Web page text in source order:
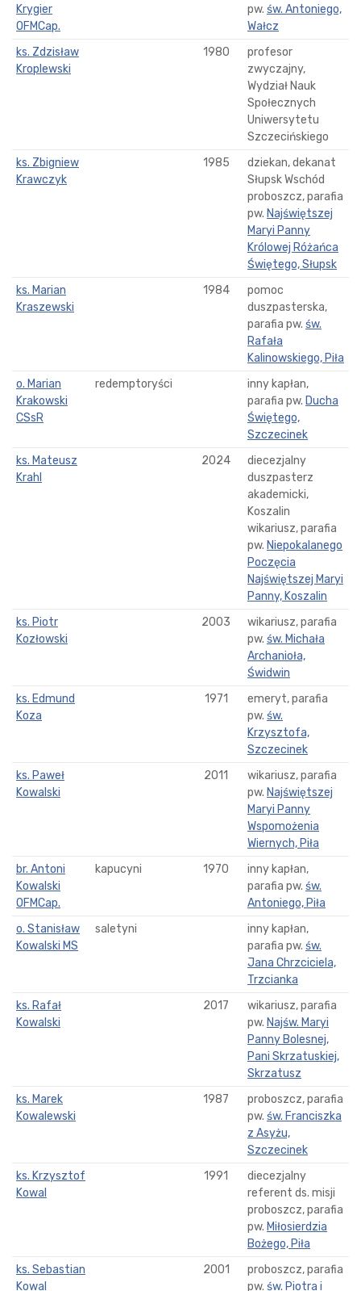
Krygier
OFMCap.
pw. św. Antoniego,
Wałcz
ks. Zdzisław
Kroplewski
1980
profesor
zwyczajny,
Wydział Nauk
Społecznych
Uniwersytetu
Szczecińskiego
ks. Zbigniew
Krawczyk
1985
dziekan, dekanat
Słupsk Wschód
proboszcz, parafia
pw. Najświętszej
Maryi Panny
Królowej Różańca
Świętego, Słupsk
ks. Marian
Kraszewski
1984
pomoc
duszpasterska,
parafia pw. św.
Rafała
Kalinowskiego, Piła
o. Marian
Krakowski
CSsR
redemptoryści
inny kapłan,
parafia pw. Ducha
Świętego,
Szczecinek
ks. Mateusz
Krahl
2024
diecezjalny
duszpasterz
akademicki,
Koszalin
wikariusz, parafia
pw. Niepokalanego
Poczęcia
Najświętszej Maryi
Panny, Koszalin
ks. Piotr
Kozłowski
2003
wikariusz, parafia
pw. św. Michała
Archanioła,
Świdwin
ks. Edmund
Koza
1971
emeryt, parafia
pw. św.
Krzysztofa,
Szczecinek
ks. Paweł
Kowalski
2011
wikariusz, parafia
pw. Najświętszej
Maryi Panny
Wspomożenia
Wiernych, Piła
br. Antoni
Kowalski
OFMCap.
kapucyni 1970
inny kapłan,
parafia pw. św.
Antoniego, Piła
o. Stanisław
Kowalski MS
saletyni
inny kapłan,
parafia pw. św.
Jana Chrzciciela,
Trzcianka
ks. Rafał
Kowalski
2017
wikariusz, parafia
pw. Najśw. Maryi
Panny Bolesnej,
Pani Skrzatuskiej,
Skrzatusz
ks. Marek
Kowalewski
1987
proboszcz, parafia
pw. św. Franciszka
z Asyżu,
Szczecinek
ks. Krzysztof
Kowal
1991
diecezjalny
referent ds. misji
proboszcz, parafia
pw. Miłosierdzia
Bożego, Piła
ks. Sebastian
Kowal
2001
proboszcz, parafia
pw. św. Piotra i